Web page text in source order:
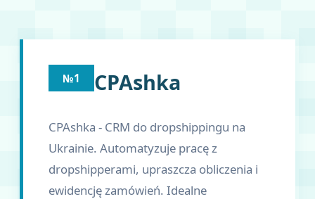
№1 CPAshka
CPAshka - CRM do dropshippingu na
Ukrainie. Automatyzuje pracę z
dropshipperami, upraszcza obliczenia i
ewidencję zamówień. Idealne